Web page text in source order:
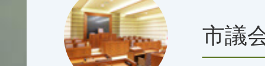
2026年08月05日
葛城市屋内運動場空調設備
ロポーザルの実施について
市議